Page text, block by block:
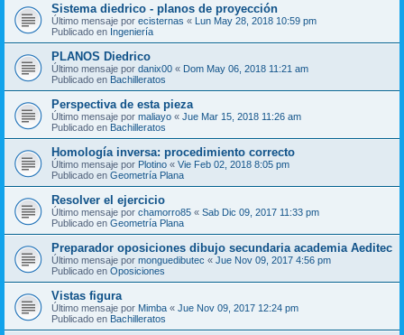
Sistema diedrico - planos de proyección
Último mensaje por ecisternas « Lun May 28, 2018 10:59 pm
Publicado en Ingeniería
PLANOS Diedrico
Último mensaje por danix00 « Dom May 06, 2018 11:21 am
Publicado en Bachilleratos
Perspectiva de esta pieza
Último mensaje por maliayo « Jue Mar 15, 2018 11:26 am
Publicado en Bachilleratos
Homología inversa: procedimiento correcto
Último mensaje por Plotino « Vie Feb 02, 2018 8:05 pm
Publicado en Geometría Plana
Resolver el ejercicio
Último mensaje por chamorro85 « Sab Dic 09, 2017 11:33 pm
Publicado en Geometría Plana
Preparador oposiciones dibujo secundaria academia Aeditec
Último mensaje por monguedibutec « Jue Nov 09, 2017 4:56 pm
Publicado en Oposiciones
Vistas figura
Último mensaje por Mimba « Jue Nov 09, 2017 12:24 pm
Publicado en Bachilleratos